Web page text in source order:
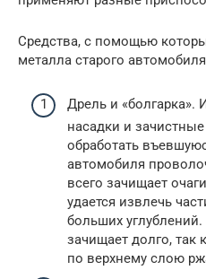
Средства, с помощью
металла старого
Дрель и «болгарка».
насадки и
обработать
автомобиля
всего зачищает
удается извлечь
больших
зачищает долго, так
по верхнему слою